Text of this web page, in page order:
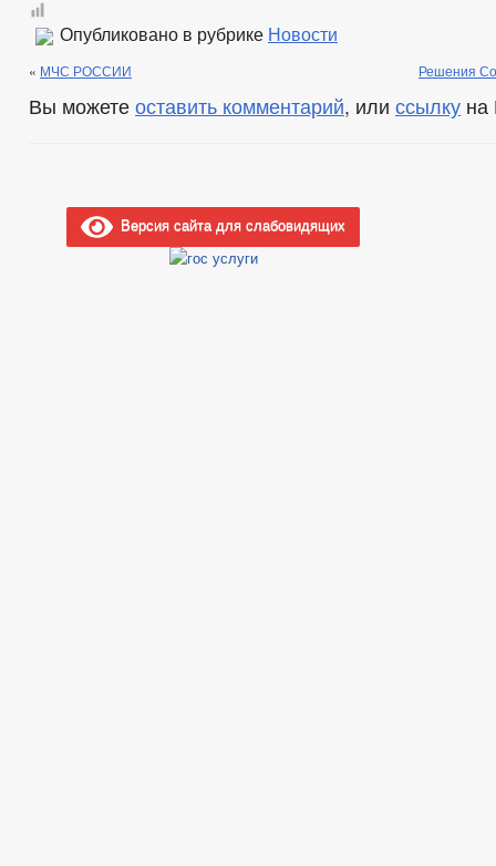
БЮДЖЕТ
БЮДЖЕТ ПО ГОДАМ
МУНИЦИПАЛЬНЫЕ УСЛУГИ
НОРМАТИВНО-ПРАВОВЫЕ АКТЫ
Опубликовано в рубрике Новости
« МЧС РОССИИ Решения
Вы можете оставить комментарий, или ссылку на
Версия сайта для слабовидящих